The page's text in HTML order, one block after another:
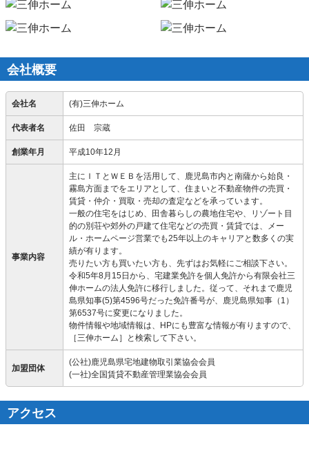
会社概要
会社名 (有)三伸ホーム
代表者名 佐田 宗蔵
創業年月 平成10年12月
事業内容
主にＩＴとＷＥＢを活用して、鹿児島市内と南薩から始良・
霧島方面までをエリアとして、住まいと不動産物件の売買・
賃貸・仲介・買取・売却の査定などを承っています。
一般の住宅をはじめ、田舎暮らしの農地住宅や、リゾート目
的の別荘や郊外の戸建て住宅などの売買・賃貸では、メー
ル・ホームページ営業でも25年以上のキャリアと数多くの実
績が有ります。
売りたい方も買いたい方も、先ずはお気軽にご相談下さい。
令和5年8月15日から、宅建業免許を個人免許から有限会社三
伸ホームの法人免許に移行しました。従って、それまで鹿児
島県知事(5)第4596号だった免許番号が、鹿児島県知事（1）
第6537号に変更になりました。
物件情報や地域情報は、HPにも豊富な情報が有りますので、
［三伸ホーム］と検索して下さい。
加盟団体
(公社)鹿児島県宅地建物取引業協会会員
(一社)全国賃貸不動産管理業協会会員
アクセス